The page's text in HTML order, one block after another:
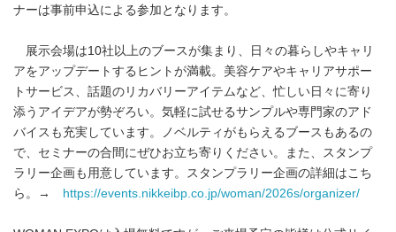
ナーは事前申込による参加となります。
展示会場は10社以上のブースが集まり、日々の暮らしやキャリ
アをアップデートするヒントが満載。美容ケアやキャリアサポー
トサービス、話題のリカバリーアイテムなど、忙しい日々に寄り
添うアイデアが勢ぞろい。気軽に試せるサンプルや専門家のアド
バイスも充実しています。ノベルティがもらえるブースもあるの
で、セミナーの合間にぜひお立ち寄りください。また、スタンプ
ラリー企画も用意しています。スタンプラリー企画の詳細はこち
ら。→
https://events.nikkeibp.co.jp/woman/2026s/organizer/